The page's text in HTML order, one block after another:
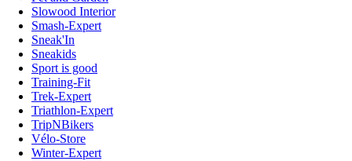
Slowood Interior
Smash-Expert
Sneak'In
Sneakids
Sport is good
Training-Fit
Trek-Expert
Triathlon-Expert
TripNBikers
Vélo-Store
Winter-Expert